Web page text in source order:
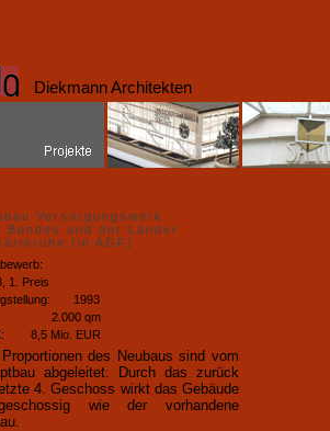
Diekmann Architekten
Versorgungswerk
Bundes und der Länder
(in AGF)
1. Preis
1993
2.000 qm
8,5 Mio. EUR
des Neubaus sind vom
abgeleitet. Durch das zurück
4. Geschoss wirkt das Gebäude
wie der vorhandene